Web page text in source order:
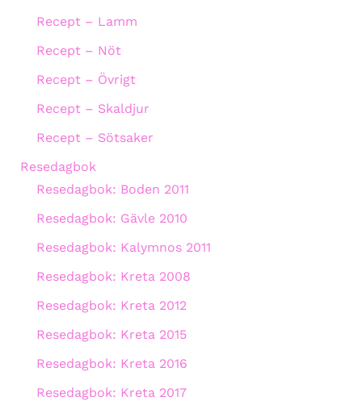
Recept – Lamm
Recept – Nöt
Recept – Övrigt
Recept – Skaldjur
Recept – Sötsaker
Resedagbok
Resedagbok: Boden 2011
Resedagbok: Gävle 2010
Resedagbok: Kalymnos 2011
Resedagbok: Kreta 2008
Resedagbok: Kreta 2012
Resedagbok: Kreta 2015
Resedagbok: Kreta 2016
Resedagbok: Kreta 2017